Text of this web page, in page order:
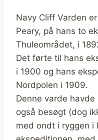
Navy Cliff Varden
Peary, på hans to
Thuleområdet, i
Det førte til hans
i 1900 og hans
Nordpolen i 1909.
Denne varde havde
også besøgt (dog
med ondt i ryggen